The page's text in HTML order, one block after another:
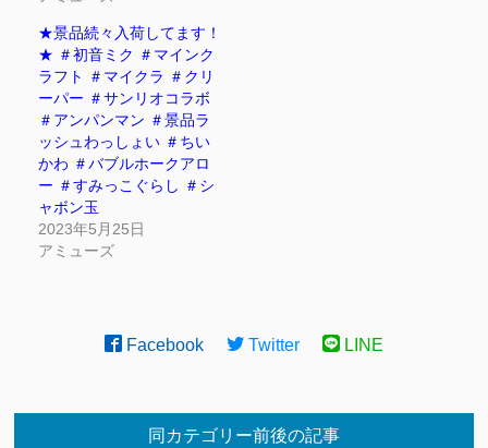
★景品続々入荷してます！
★ ＃初音ミク ＃マインク
ラフト ＃マイクラ ＃クリ
ーパー ＃サンリオコラボ
＃アンパンマン ＃景品ラ
ッシュわっしょい ＃ちい
かわ ＃バブルホークアロ
ー ＃すみっこぐらし ＃シ
ャボン玉
2023年5月25日
アミューズ
Facebook Twitter LINE
同カテゴリー前後の記事